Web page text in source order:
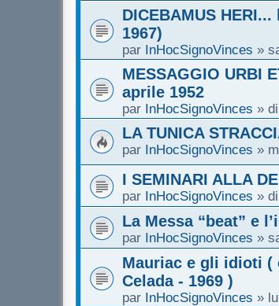
DICEBAMUS
1967)
par InHocSignoVinces »
MESSAGGIO URBI
aprile 1952
par InHocSignoVinces »
LA TUNICA
par InHocSignoVinces »
I SEMINARI ALLA
par InHocSignoVinces »
La Messa “beat” e
par InHocSignoVinces »
Mauriac e gli idioti (
Celada - 1969 )
par InHocSignoVinces »